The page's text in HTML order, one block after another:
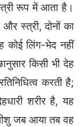
रूप में आता है।
स्त्री, दोनों का
लिंग-भेद नहीं
किसी भी देह
करती है;
शरीर है, यह
जब आया तब वह